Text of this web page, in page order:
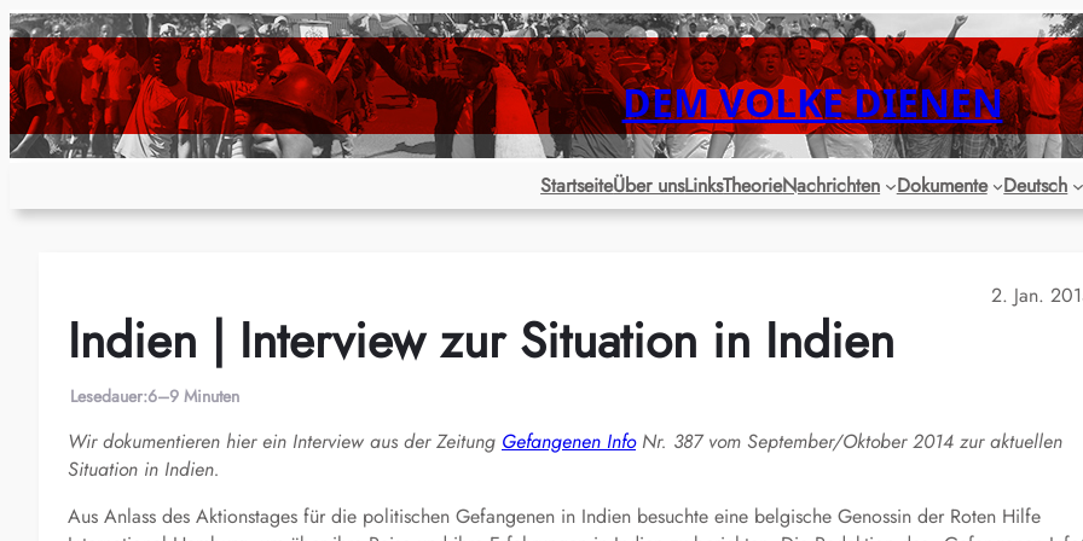
Zum
Inhalt
springen
DEM VOLKE DIENEN
StartseiteÜber unsLinksTheorieNachrichten Dokumente Deutsch
2. Jan.
Indien | Interview zur Situation in Indien
Lesedauer:6–9 Minuten
Wir dokumentieren hier ein Interview aus der Zeitung Gefangenen InfoNr. 387 vom September/Oktober 2014 zur aktuellen
Situation in Indien.
Aus Anlass des Aktionstages für die politischen Gefangenen in Indien besuchte eine belgische Genossin der Roten Hilfe